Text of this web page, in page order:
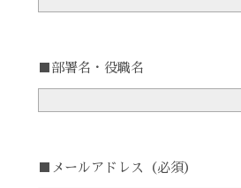
■部署名・役職名
■メールアドレス （必須）